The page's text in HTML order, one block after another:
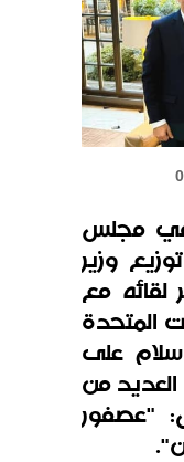
في مجلس
وزير
لقائه مع
المتحدة
سلام على
من
"عصفور